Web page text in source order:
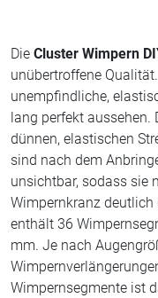
Die Cluster Wimpern
unübertroffene
unempfindliche,
lang perfekt aussehen.
dünnen, elastischen
sind nach dem
unsichtbar, sodass sie
Wimpernkranz
enthält 36
mm. Je nach
Wimpernsegmente ist